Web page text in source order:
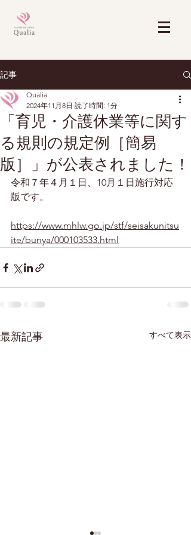
記事
「育児・介護休業等に関す
る規則の規定例［簡易
版］」が公表されました！
Qualia
2024年11月8日 読了時間: 1分
令和７年４月１日、10月１日施行対応
https://www.mhlw.go.jp/stf/seisakunitsu
ite/bunya/000103533.html
最新記事 すべて表示